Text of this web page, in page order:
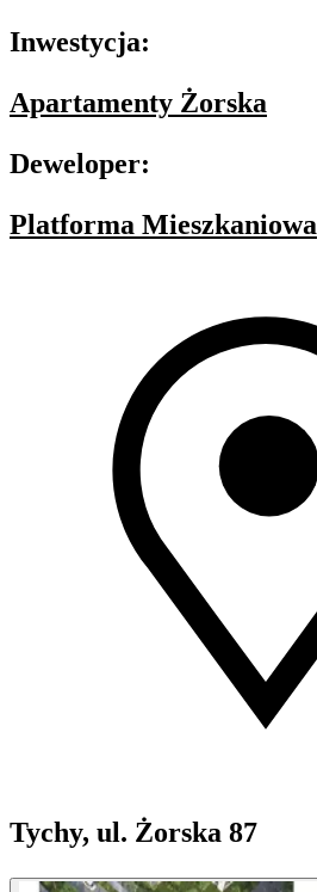
Inwestycja:
Apartamenty Żorska
Deweloper:
Platforma Mieszkaniowa
Tychy, ul. Żorska 87